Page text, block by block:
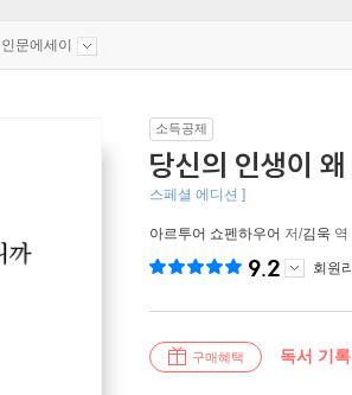
인문에세이
소득공제
당신의 인생이
스페셜 에디션 ]
아르투어 쇼펜하우어 저/김욱 역
9.2 회원
구매혜택 독서 기